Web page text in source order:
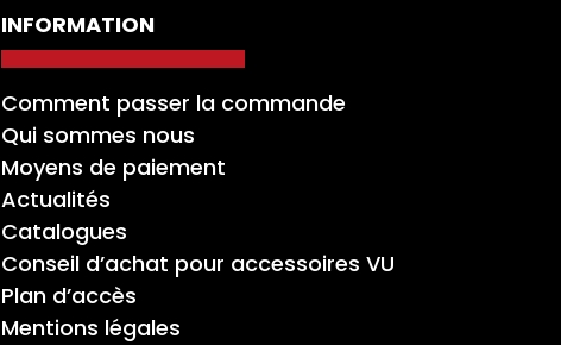
INFORMATION
Comment passer la commande
Qui sommes nous
Moyens de paiement
Actualités
Catalogues
Conseil d’achat pour accessoires VU
Plan d’accès
Mentions légales